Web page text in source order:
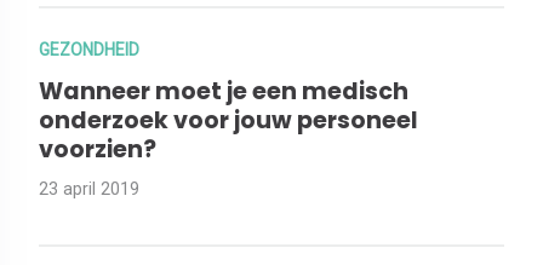
GEZONDHEID
Wanneer moet je een medisch
onderzoek voor jouw personeel
voorzien?
23 april 2019